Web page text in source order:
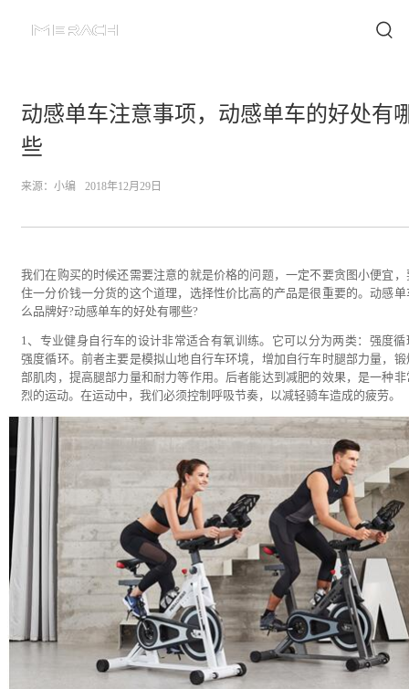
动感单车注意事项，动感单车的好处有
些
来源： 小编 2018年12月29日
我们在购买的时候还需要注意的就是价格的问题，一定不要贪图小便宜，
住一分价钱一分货的这个道理，选择性价比高的产品是很重要的。动感单
么品牌好?动感单车的好处有哪些?
1、专业健身自行车的设计非常适合有氧训练。它可以分为两类：强度循
强度循环。前者主要是模拟山地自行车环境，增加自行车时腿部力量，锻
部肌肉，提高腿部力量和耐力等作用。后者能达到减肥的效果，是一种非
烈的运动。在运动中，我们必须控制呼吸节奏，以减轻骑车造成的疲劳。